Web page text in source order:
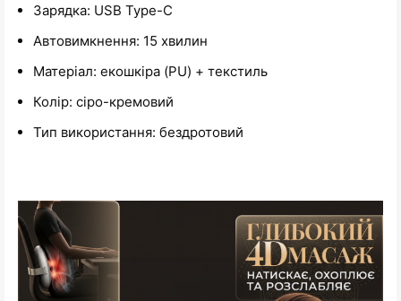
Зарядка: USB Type-C
Автовимкнення: 15 хвилин
Матеріал: екошкіра (PU) + текстиль
Колір: сіро-кремовий
Тип використання: бездротовий